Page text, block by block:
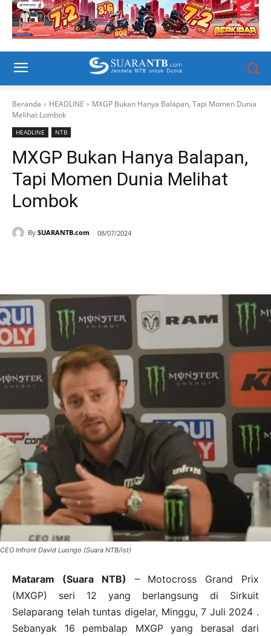
Beranda HEADLINE
MXGP Bukan Hanya Balapan, Tapi Momen Dunia
Melihat Lombok
HEADLINE NTB
MXGP Bukan Hanya Balapan,
Tapi Momen Dunia Melihat
Lombok
By SUARANTB.com 08/07/2024
CEO Infront David Luongo (Suara NTB/ist)
Mataram (Suara NTB) – Motocross Grand Prix
(MXGP) seri 12 yang berlangsung di Sirkuit
Selaparang telah tuntas digelar, Minggu, 7 Juli 2024 .
Sebanyak 16 pembalap MXGP yang berasal dari